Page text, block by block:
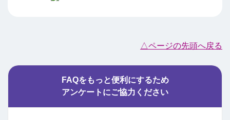
△ページの先頭へ戻る
FAQをもっと便利にするため
アンケートにご協力ください